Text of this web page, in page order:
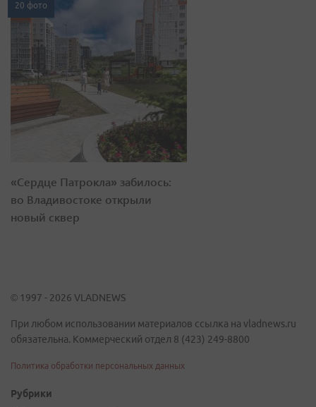
20 фото
«Сердце Патрокла» забилось:
во Владивостоке открыли
новый сквер
© 1997 - 2026 VLADNEWS
При любом использовании материалов ссылка на vladnews.ru
обязательна. Коммерческий отдел 8 (423) 249-8800
Политика обработки персональных данных
Рубрики